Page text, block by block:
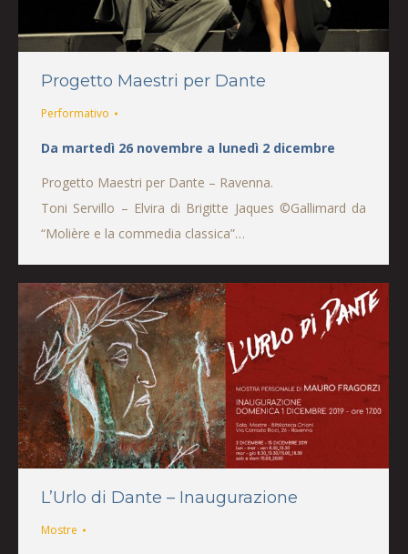
Progetto Maestri per Dante
Performativo
Da martedì 26 novembre a lunedì 2 dicembre
Progetto Maestri per Dante – Ravenna.
Toni Servillo – Elvira di Brigitte Jaques ©Gallimard da
“Molière e la commedia classica”…
L’Urlo di Dante – Inaugurazione
Mostre